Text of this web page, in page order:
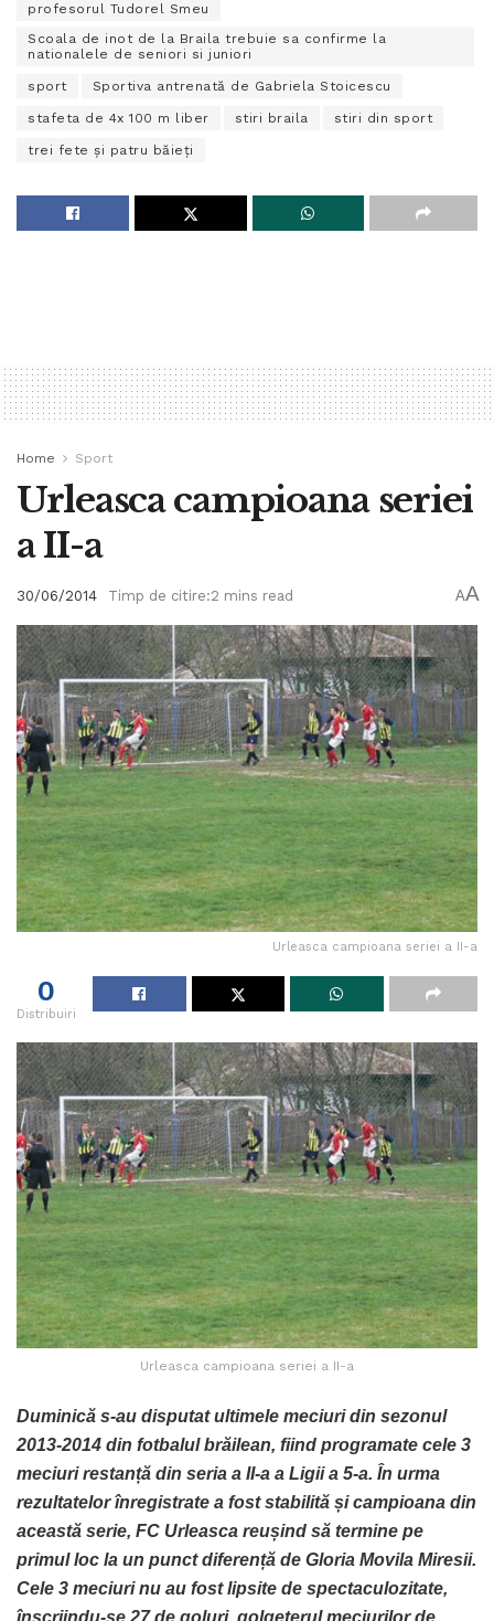
profesorul Tudorel Smeu
Scoala de inot de la Braila trebuie sa confirme la
nationalele de seniori si juniori
sport Sportiva antrenată de Gabriela Stoicescu
stafeta de 4x 100 m liber stiri braila stiri din sport
trei fete și patru băieți
Home Sport
Urleasca campioana seriei
a II-a
30/06/2014 Timp de citire:2 mins read AA
Urleasca campioana seriei a II-a
0
Distribuiri
Urleasca campioana seriei a II-a
Duminică s-au disputat ultimele meciuri din sezonul
2013-2014 din fotbalul brăilean, fiind programate cele 3
meciuri restanță din seria a II-a a Ligii a 5-a. În urma
rezultatelor înregistrate a fost stabilită și campioana din
această serie, FC Urleasca reușind să termine pe
primul loc la un punct diferență de Gloria Movila Miresii.
Cele 3 meciuri nu au fost lipsite de spectaculozitate,
înscriindu-se 27 de goluri. golgeterul meciurilor de